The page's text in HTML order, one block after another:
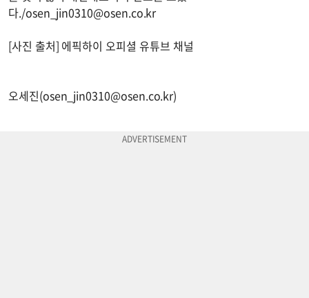
다./osen_jin0310@osen.co.kr
[사진 출처] 에픽하이 오피셜 유튜브 채널
오세진(osen_jin0310@osen.co.kr)